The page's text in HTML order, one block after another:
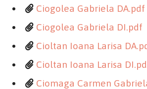
Ciogolea Gabriela DA.pdf
Ciogolea Gabriela DI.pdf
Cioltan Ioana Larisa
Cioltan Ioana Larisa
Ciomaga Carmen